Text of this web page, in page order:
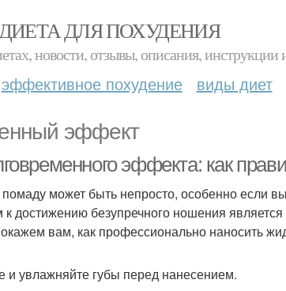
ДЛЯ ПОХУДЕНИЯ
новости, отзывы, описания, инструкции
эффективное похудение виды диет
эффект
эффекта: как
может быть непросто, особенно если
достижению безупречного ношения
вам, как профессионально наносить
и увлажняйте губы перед нанесением.